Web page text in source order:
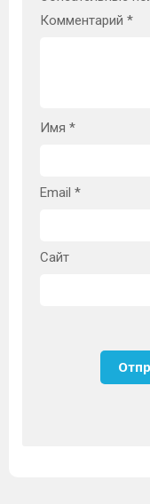
Комментарий *
Имя *
Email *
Сайт